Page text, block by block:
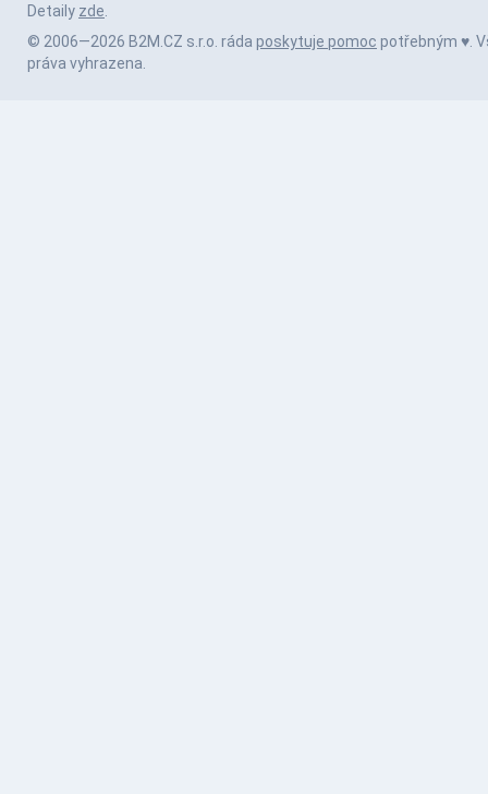
Detaily zde.
© 2006—2026 B2M.CZ s.r.o. ráda poskytuje pomoc potřebným ♥️.
práva vyhrazena.